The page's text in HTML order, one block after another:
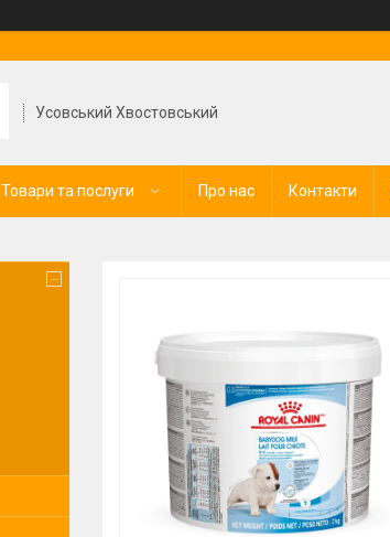
Усовський Хвостовський
Товари та послуги Про нас Контакти